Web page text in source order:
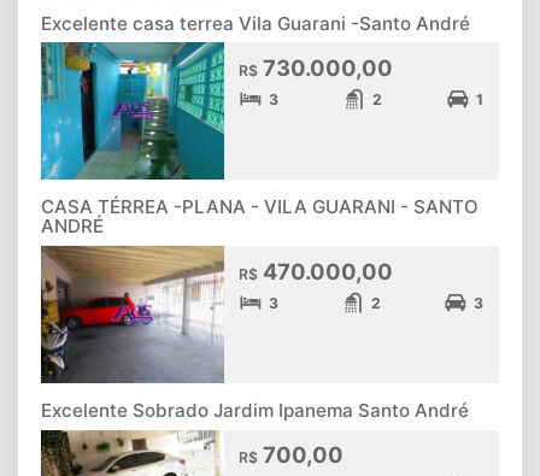
Excelente casa terrea Vila Guarani -Santo André
R$ 730.000,00
3 2 1
CASA TÉRREA -PLANA - VILA GUARANI - SANTO
ANDRÉ
R$ 470.000,00
3 2 3
Excelente Sobrado Jardim Ipanema Santo André
R$ 700,00